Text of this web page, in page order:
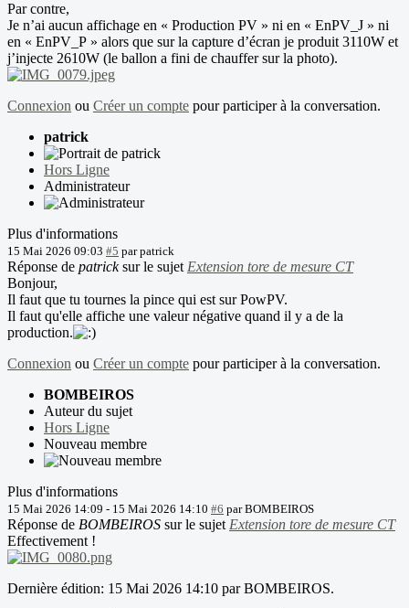
Par contre,
Je n’ai aucun affichage en « Production PV » ni en « EnPV_J » ni
en « EnPV_P » alors que sur la capture d’écran je produit 3110W et
j’injecte 2610W (le ballon a fini de chauffer sur la photo).
Connexion ou Créer un compte pour participer à la conversation.
patrick
Hors Ligne
Administrateur
Plus d'informations
15 Mai 2026 09:03 #5 parpatrick
Réponse de patricksur le sujet Extension tore de mesure CT
Bonjour,
Il faut que tu tournes la pince qui est sur PowPV.
Il faut qu'elle affiche une valeur négative quand il y a de la
production.
Connexion ou Créer un compte pour participer à la conversation.
BOMBEIROS
Auteur du sujet
Hors Ligne
Nouveau membre
Plus d'informations
15 Mai 2026 14:09 - 15 Mai 2026 14:10 #6 parBOMBEIROS
Réponse de BOMBEIROS sur le sujet Extension tore de mesure CT
Effectivement !
Dernière édition: 15 Mai 2026 14:10 parBOMBEIROS.